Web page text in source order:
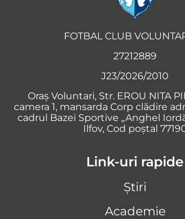
FOTBAL CLUB
27212889
J23/2026/2010
Oraş Voluntari, Str. EROU NITA
camera 1, mansarda Corp clădire
cadrul Bazei Sportive „Anghel
Ilfov, Cod poștal
Link-uri rapide
Știri
Academie